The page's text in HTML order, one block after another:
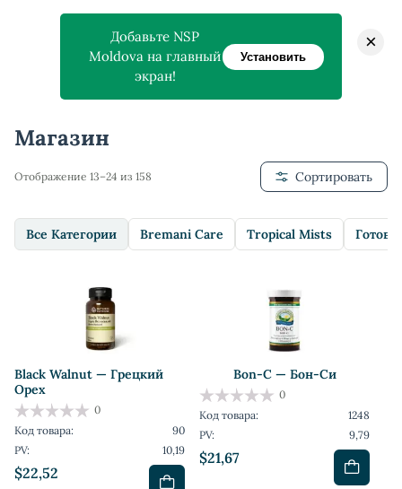
Главная > Магазин >
Магазин
Отображение 13–24 из 158 Сортировать
Все Категории Bremani Care Tropical Mists
Black Walnut — Грецкий
Орех
$22,52
0
Код товара:
90
PV:
10,19
Bon-C — Бон-Си
$21,67
0
Код товара:
1248
PV:
9,79
Добавьте NSP
Moldova на главный
экран!
Установить
×